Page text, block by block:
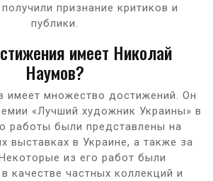
признание критиков и
публики.
имеет Николай
Наумов?
имеет множество достижений. Он
«Лучший художник Украины» в
работы были представлены на
выставках в Украине, а также за
из его работ были
качестве частных коллекций и